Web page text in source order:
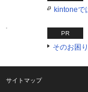
kintoneで
PR
そのお困
サイトマップ